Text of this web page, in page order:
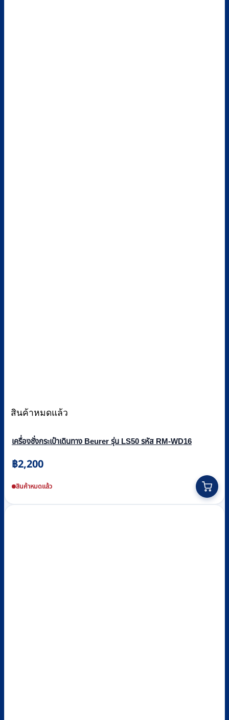
สินค้าหมดแล้ว
เครื่องชั่งกระเป๋าเดินทาง Beurer รุ่น LS50 รหัส RM-WD16
฿2,200
สินค้าหมดแล้ว